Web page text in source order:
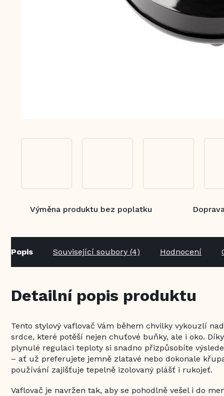
Výměna produktu bez poplatku
Popis Související soubory (4) Hodnocení
Detailní popis produktu
Tento stylový vaflovač Vám během chvilky vykouzlí
srdce, které potěší nejen chuťové buňky, ale i oko.
plynulé regulaci teploty si snadno přizpůsobíte
– ať už preferujete jemně zlatavé nebo dokonale
používání zajišťuje tepelně izolovaný plášť i rukojeť.
Vaflovač je navržen tak, aby se pohodlně vešel i do